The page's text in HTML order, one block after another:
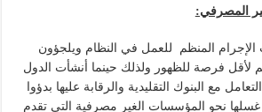
الإجرام المنظم للعمل في النظام ويلجؤون
لأقل فرصة للظهور ولذلك حينما أنشأت الدول
مع البنوك التقليدية والرقابة عليها بدؤوا
غسلها نحو المؤسسات الغير مصرفية التي تقدم